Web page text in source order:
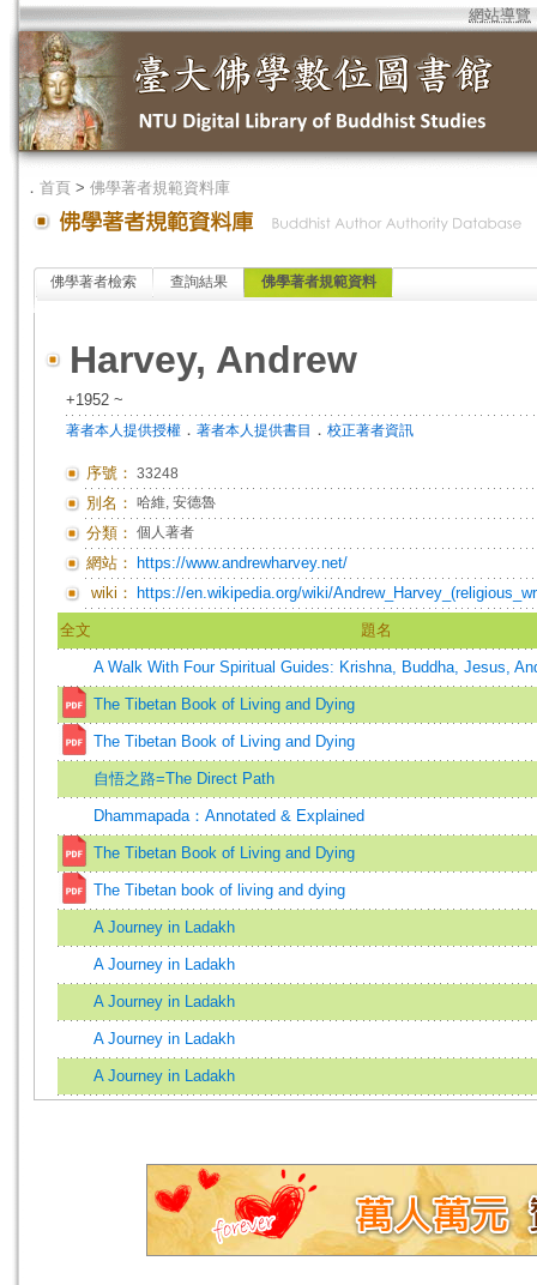
網站導覽
． 首頁 > 佛學著者規範資料庫
佛學著者檢索 查詢結果 佛學著者規範資料
Harvey, Andrew
+1952 ~
著者本人提供授權 ． 著者本人提供書目 ． 校正著者資訊
序號： 33248
別名： 哈維, 安德魯
分類： 個人著者
網站：
https://www.andrewharvey.net/
wiki：
https://en.wikipedia.org/wiki/
全文 題名
A Walk With Four Spiritual Guides: Krishna, Buddha, Jesus,
The Tibetan Book of Living and Dying
The Tibetan Book of Living and Dying
自悟之路=The Direct Path
Dhammapada：Annotated & Explained
The Tibetan Book of Living and Dying
The Tibetan book of living and dying
A Journey in Ladakh
A Journey in Ladakh
A Journey in Ladakh
A Journey in Ladakh
A Journey in Ladakh